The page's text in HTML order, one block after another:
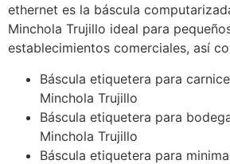
ethernet es la báscula
Minchola Trujillo ideal para
establecimientos comerciales, así
Báscula etiquetera para
Minchola Trujillo
Báscula etiquetera para
Minchola Trujillo
Báscula etiquetera para